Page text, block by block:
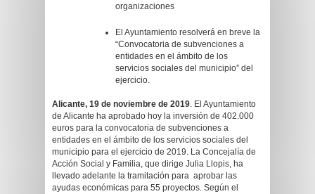
organizaciones
El Ayuntamiento resolverá en breve la
“Convocatoria de subvenciones a
entidades en el ámbito de los
servicios sociales del municipio” del
ejercicio.
Alicante, 19 de noviembre de 2019. El Ayuntamiento
de Alicante ha aprobado hoy la inversión de 402.000
euros para la convocatoria de subvenciones a
entidades en el ámbito de los servicios sociales del
municipio para el ejercicio de 2019. La Concejalía de
Acción Social y Familia, que dirige Julia Llopis, ha
llevado adelante la tramitación para aprobar las
ayudas económicas para 55 proyectos. Según el